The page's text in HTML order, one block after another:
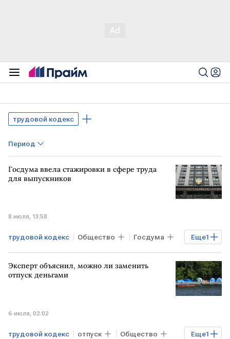
трудовой кодекс
Период
Госдума ввела стажировки в сфере труда
для выпускников
8 июля, 13:58
Еще1
трудовой кодекс Общество Госдума
рынок труда
Эксперт объяснил, можно ли заменить
отпуск деньгами
6 июля, 02:02
Еще1
трудовой кодекс отпуск Общество